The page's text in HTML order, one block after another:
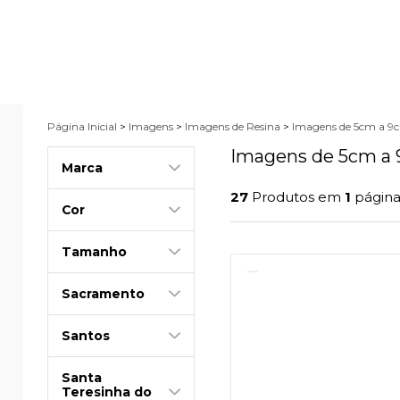
Página Inicial > Imagens > Imagens de Resina > Imagens de 5cm a
Marca
Cor
Tamanho
Sacramento
Santos
Santa
Teresinha do
Imagens de 5cm a
27 Produtos em 1 página